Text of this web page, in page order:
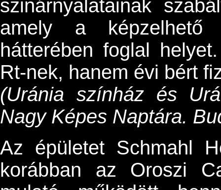
szinárnyalatainak
amely a képzelhető
hátterében foglal
Rt-nek, hanem évi bért
(Uránia színház és
Nagy Képes Naptára.
Az épületet Schmahl
korábban az Oroszi